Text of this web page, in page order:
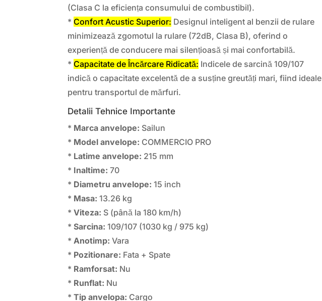
(Clasa C la eficiența consumului de combustibil).
* Confort Acustic Superior: Designul inteligent al benzii de rulare
minimizează zgomotul la rulare (72dB, Clasa B), oferind o
experiență de conducere mai silențioasă și mai confortabilă.
* Capacitate de Încărcare Ridicată: Indicele de sarcină 109/107
indică o capacitate excelentă de a susține greutăți mari, fiind ideale
pentru transportul de mărfuri.
Detalii Tehnice Importante
* Marca anvelope: Sailun
* Model anvelope: COMMERCIO PRO
* Latime anvelope: 215 mm
* Inaltime: 70
* Diametru anvelope: 15 inch
* Masa: 13.26 kg
*Viteza: S (până la 180 km/h)
*Sarcina: 109/107 (1030 kg / 975 kg)
* Anotimp: Vara
* Pozitionare: Fata + Spate
* Ramforsat: Nu
* Runflat: Nu
*Tip anvelopa: Cargo